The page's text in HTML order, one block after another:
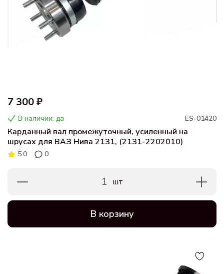
7 300 ₽
В наличии: да ES-01420
Карданный вал промежуточный, усиленный на
шрусах для ВАЗ Нива 2131, (2131-2202010)
5.0 0
1 шт
В корзину